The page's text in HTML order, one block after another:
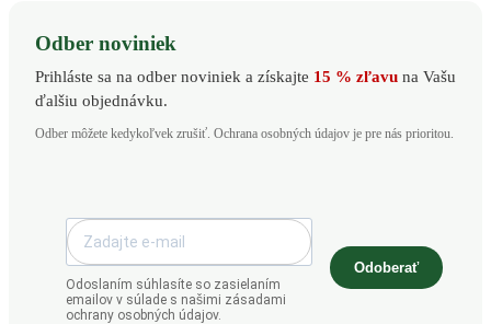
Odber noviniek
Prihláste sa na odber noviniek a získajte 15 % zľavu na Vašu
ďalšiu objednávku.
Odber môžete kedykoľvek zrušiť. Ochrana osobných údajov je pre nás prioritou.
Odoslaním súhlasíte so zasielaním
emailov v súlade s našimi zásadami
ochrany osobných údajov.
Odoberať